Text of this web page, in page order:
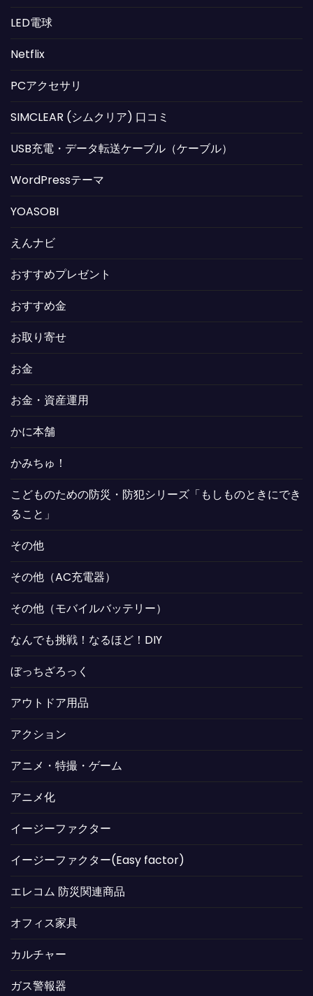
LED電球
Netflix
PCアクセサリ
SIMCLEAR (シムクリア) 口コミ
USB充電・データ転送ケーブル（ケーブル）
WordPressテーマ
YOASOBI
えんナビ
おすすめプレゼント
おすすめ金
お取り寄せ
お金
お金・資産運用
かに本舗
かみちゅ！
こどものための防災・防犯シリーズ「もしものときにでき
ること」
その他
その他（AC充電器）
その他（モバイルバッテリー）
なんでも挑戦！なるほど！DIY
ぼっちざろっく
アウトドア用品
アクション
アニメ・特撮・ゲーム
アニメ化
イージーファクター
イージーファクター(Easy factor)
エレコム 防災関連商品
オフィス家具
カルチャー
ガス警報器